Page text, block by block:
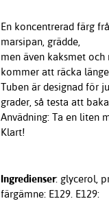
En koncentrerad färg
marsipan, grädde,
men även kaksmet
kommer att räcka
Tuben är designad för
grader, så testa att
Anvädning: Ta en liten
Klart!
Ingredienser: glycerol,
färgämne: E129. E129: